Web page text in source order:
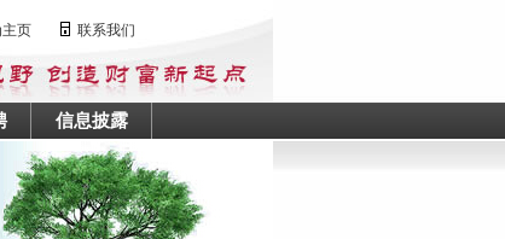
页 联系我们
信息披露